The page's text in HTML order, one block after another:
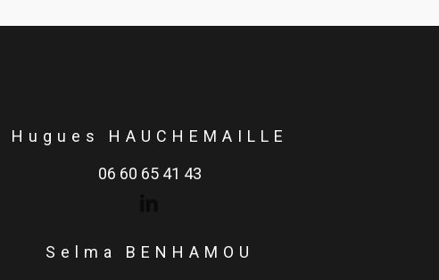
Hugues HAUCHEMAILLE
06 60 65 41 43
Selma BENHAMOU